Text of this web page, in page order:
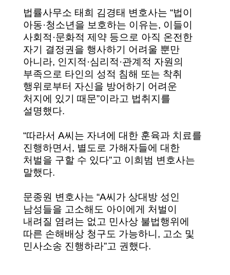
법률사무소 태희 김경태 변호사는 “법이
아동·청소년을 보호하는 이유는, 이들이
사회적·문화적 제약 등으로 아직 온전한
자기 결정권을 행사하기 어려울 뿐만
아니라, 인지적·심리적·관계적 자원의
부족으로 타인의 성적 침해 또는 착취
행위로부터 자신을 방어하기 어려운
처지에 있기 때문”이라고 법취지를
설명했다.
“따라서 A씨는 자녀에 대한 훈육과 치료를
진행하면서, 별도로 가해자들에 대한
처벌을 구할 수 있다”고 이희범 변호사는
말했다.
문종원 변호사는 “A씨가 상대방 성인
남성들을 고소해도 아이에게 처벌이
내려질 염려는 없고 민사상 불법행위에
따른 손해배상 청구도 가능하니, 고소 및
민사소송 진행하라”고 권했다.